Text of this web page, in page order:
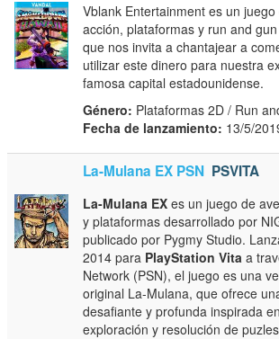
Vblank Entertainment es un juego
acción, plataformas y run and
que nos invita a chantajear a
utilizar este dinero para nuestra
famosa capital estadounidense.
Género: Plataformas 2D / Run
Fecha de lanzamiento: 13/5/
La-Mulana EX PSN PSVITA
La-Mulana EX es un juego de
y plataformas desarrollado por
publicado por Pygmy Studio.
2014 para PlayStation Vita a
Network (PSN), el juego es una
original La-Mulana, que ofrece
desafiante y profunda inspirada
exploración y resolución de